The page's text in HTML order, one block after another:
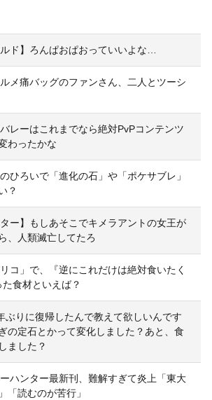
ルド】ろんぱおぱおっていいよな…
ルメ痛バッグのファンさん、二人とツーシ
バレーはこれまでなら絶対PvPコンテンツ
わったかな
ひろいで「進化の石」や「ポケサブレ」
？
ター】もしあそこでキメラアントの女王が
、人類滅亡してたろ
コ」で、『逆にこれだけは絶対食いたく
食材といえば？
ぶりに復帰したんで教えて欲しいんです
の定石とかって変化しました？あと、食
ました？
ーハンター最新刊、難解すぎて炎上「東大
「読むのが苦行」